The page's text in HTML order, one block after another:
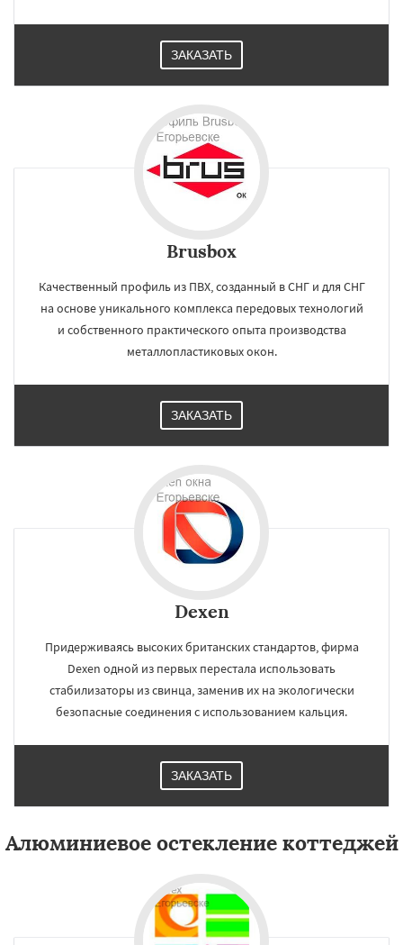
ЗАКАЗАТЬ
Brusbox
Качественный профиль из ПВХ, созданный в СНГ и для СНГ
на основе уникального комплекса передовых технологий
и собственного практического опыта производства
металлопластиковых окон.
ЗАКАЗАТЬ
Dexen
Придерживаясь высоких британских стандартов, фирма
Dexen одной из первых перестала использовать
стабилизаторы из свинца, заменив их на экологически
безопасные соединения с использованием кальция.
ЗАКАЗАТЬ
Алюминиевое остекление коттеджей